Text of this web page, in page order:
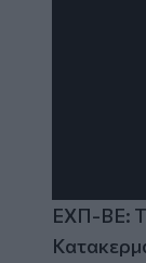
ΕΧΠ-ΒΕ: